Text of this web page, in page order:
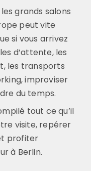
grands salons
peut vite
si vous arrivez
d’attente, les
les transports
improviser
du temps.
tout ce qu’il
visite, repérer
profiter
à Berlin.